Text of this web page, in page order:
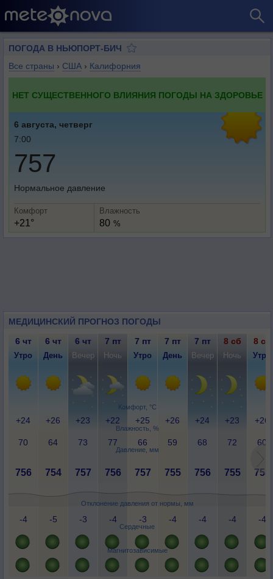
ПОГОДА В НЬЮПОРТ-БИЧ
Все страны › США › Калифорния
НЕТ СУЩЕСТВЕННОГО ВЛИЯНИЯ ПОГОДЫ НА ЗДОРОВЬЕ
6 августа, четверг
7:00
757
Нормальное давление
Комфорт
+21°
Влажность
80 %
МЕДИЦИНСКИЙ ПРОГНОЗ ПОГОДЫ
Комфорт, °C
Влажность, %
Давление, мм
Отклонение давления от нормы, мм
Сердечные
Магнитозависимые
6 чт 6 чт 6 чт 7 пт 7 пт 7 пт 7 пт 8 сб 8 сб
Утро День Вечер Ночь Утро День Вечер Ночь Утро
+24 +26 +23 +22 +25 +26 +24 +23 +26
70 64 73 77 66 59 68 72 60
756 754 757 756 757 755 756 755 755
-4 -5 -3 -4 -3 -4 -4 -4 -4